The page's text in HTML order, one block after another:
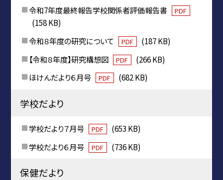
令和7年度最終報告学校関係者評価報告書 PDF
(158 KB)
令和８年度の研究について
PDF
(187 KB)
【令和８年度】研究構想図
PDF
(266 KB)
ほけんだより６月号
PDF (682 KB)
学校だより
学校だより７月号 PDF
(653 KB)
学校だより６月号
PDF (736 KB)
保健だより